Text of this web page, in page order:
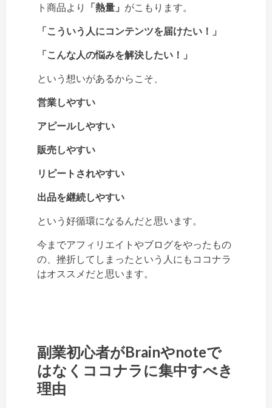
ト商品より
「熱量」 がこもります。
「こういう人にコンテンツを届けたい！」
「こんな人の悩みを解決したい！」
という想いがあるからこそ、
営業しやすい
アピールしやすい
販売しやすい
リピートされやすい
出品を継続しやすい
という好循環になるんだと思います。
今までアフィリエイトやブログをやったもの
の、挫折してしまったという人にもココナラ
はオススメだと思います。
副業初心者がBrainやnoteで
はなくココナラに集中すべき
理由